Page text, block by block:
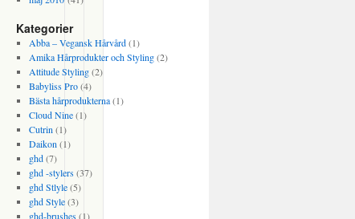
Kategorier
Abba – Vegansk Hårvård(1)
Amika Hårprodukter och Styling(2)
Attitude Styling(2)
Babyliss Pro(4)
Bästa hårprodukterna(1)
Cloud Nine(1)
Cutrin (1)
Daikon (1)
ghd(7)
ghd -stylers(37)
ghd Stlyle(5)
ghd Style(3)
ghd-brushes(1)